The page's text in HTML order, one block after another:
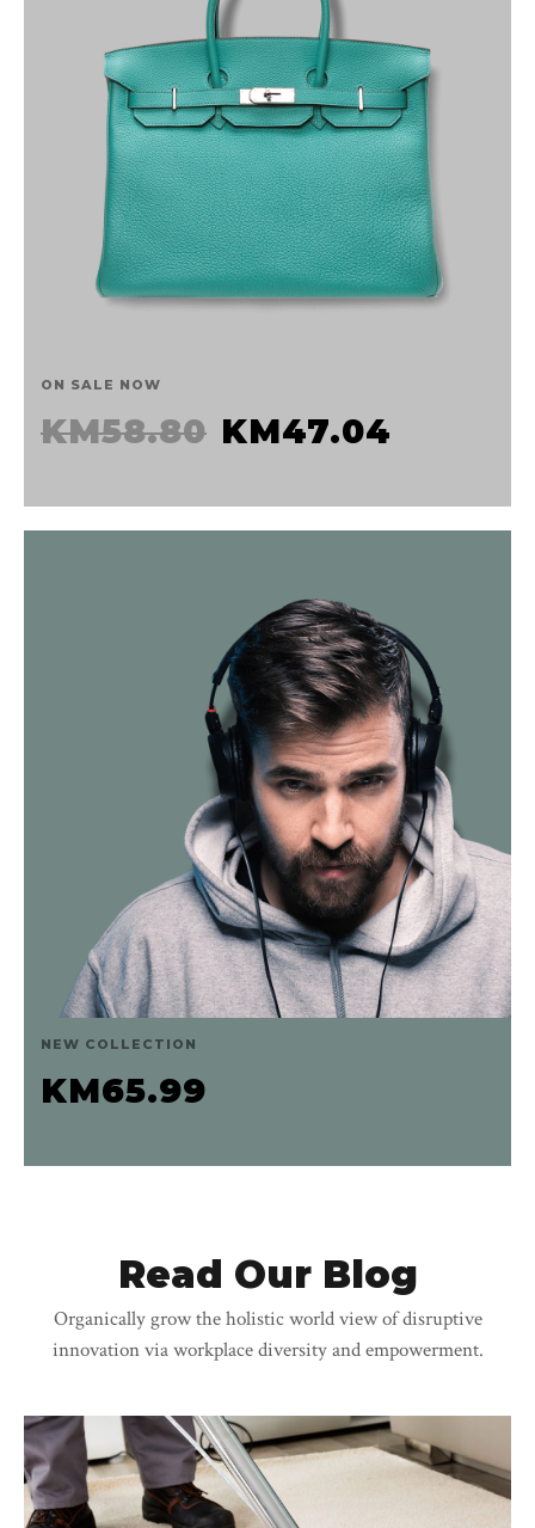
ON SALE NOW
KM58.80 KM47.04
ON SALE NOW
Apricot Purse
DODAJ U KOŠARICU
NEW COLLECTION
KM65.99
NEW COLLECTION
Floral Hoodie
DODAJ U KOŠARICU
Read Our Blog
Organically grow the holistic world view of disruptive
innovation via workplace diversity and empowerment.